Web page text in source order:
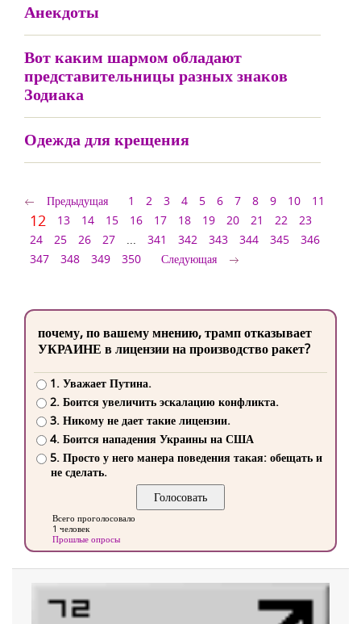
Анекдоты
Вот каким шармом обладают
представительницы разных знаков
Зодиака
Одежда для крещения
Предыдущая 1 2 3 4 5 6 7 8 9 10 11
12 13 14 15 16 17 18 19 20 21 22
23
24
25 26 27 ... 341 342 343 344 345
346
347
348 349 350 Следующая
почему, по вашему мнению, трамп отказывает
УКРАИНЕ в лицензии на производство ракет?
1. Уважает Путина.
2. Боится увеличить эскалацию конфликта.
3. Никому не дает такие лицензии.
4. Боится нападения Украины на США
5. Просто у него манера поведения такая: обещать и
не сделать.
Всего проголосовало
1 человек
Прошлые опросы